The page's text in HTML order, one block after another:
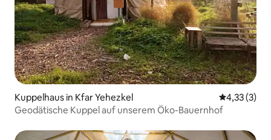
Kuppelhaus in Kfar Yehezkel
4,33 (3)
Geodätische Kuppel auf unserem Öko-Bauernhof